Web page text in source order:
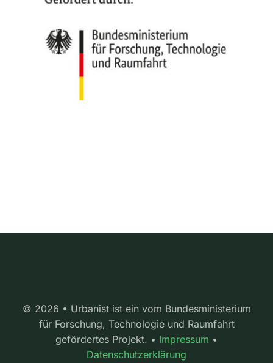
© 2026 • Urbanist ist ein vom Bundesministerium
für Forschung, Technologie und Raumfahrt
gefördertes Projekt. • Impressum •
Datenschutzerklärung